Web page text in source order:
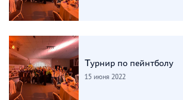
Турнир по пейнтболу
15 июня 2022